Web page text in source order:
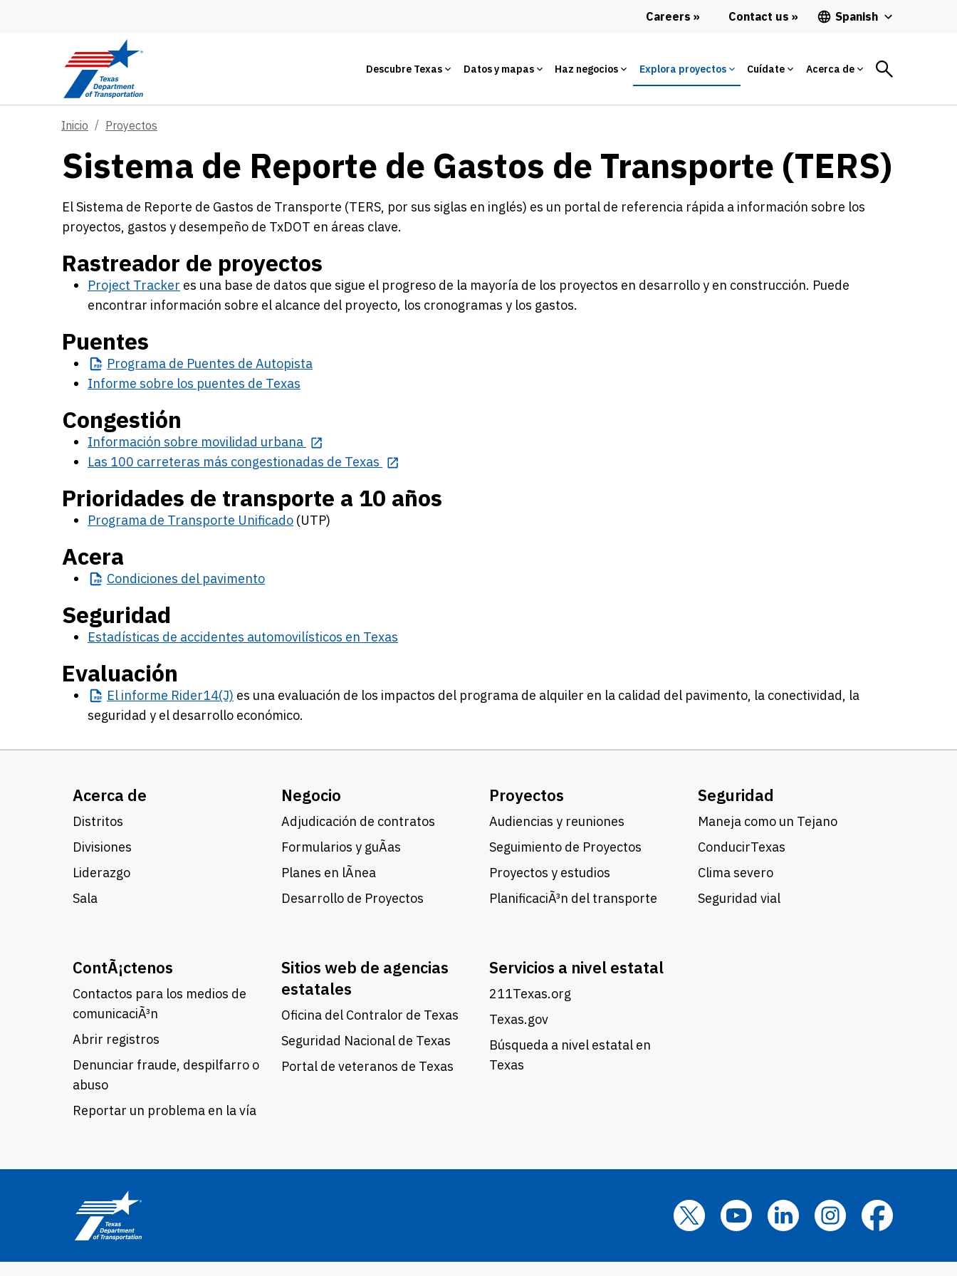
Careers Contact us Spanish
Descubre Texas Datos y mapas Haz negocios Explora proyectos Cuídate Acerca de
Inicio Proyectos
Sistema de Reporte de Gastos de Transporte (TERS)
El Sistema de Reporte de Gastos de Transporte (TERS, por sus siglas en inglés) es un portal de referencia rápida a información sobre los
proyectos, gastos y desempeño de TxDOT en áreas clave.
Rastreador de proyectos
Project Tracker es una base de datos que sigue el progreso de la mayoría de los proyectos en desarrollo y en construcción. Puede
encontrar información sobre el alcance del proyecto, los cronogramas y los gastos.
Puentes
Programa de Puentes de Autopista
Informe sobre los puentes de Texas
Congestión
Información sobre movilidad urbana
Las 100 carreteras más congestionadas de Texas
Prioridades de transporte a 10 años
Programa de Transporte Unificado (UTP)
Acera
Condiciones del pavimento
Seguridad
Estadísticas de accidentes automovilísticos en Texas
Evaluación
El informe Rider14(J) es una evaluación de los impactos del programa de alquiler en la calidad del pavimento, la conectividad, la
seguridad y el desarrollo económico.
Acerca de
Distritos
Divisiones
Liderazgo
Sala
Negocio
Adjudicación de contratos
Formularios y guÃ­as
Planes en lÃ­nea
Desarrollo de Proyectos
Proyectos
Audiencias y reuniones
Seguimiento de Proyectos
Proyectos y estudios
PlanificaciÃ³n del transporte
Seguridad
Maneja como un Tejano
ConducirTexas
Clima severo
Seguridad vial
ContÃ¡ctenos
Contactos para los medios de
comunicaciÃ³n
Abrir registros
Denunciar fraude, despilfarro o
abuso
Reportar un problema en la vía
Sitios web de agencias
estatales
Oficina del Contralor de Texas
Seguridad Nacional de Texas
Portal de veteranos de Texas
Servicios a nivel estatal
211Texas.org
Texas.gov
Búsqueda a nivel estatal en
Texas